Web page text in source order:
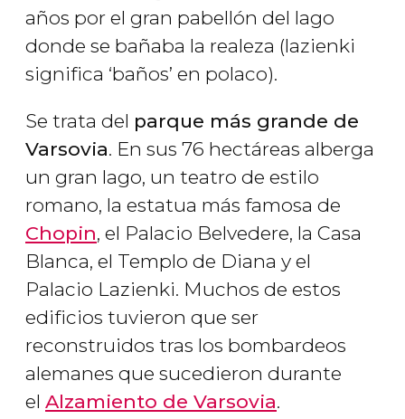
años por el gran pabellón del lago
donde se bañaba la realeza (lazienki
significa ‘baños’ en polaco).
Se trata del parque más grande de
Varsovia. En sus 76 hectáreas alberga
un gran lago, un teatro de estilo
romano, la estatua más famosa de
Chopin, el Palacio Belvedere, la Casa
Blanca, el Templo de Diana y el
Palacio Lazienki. Muchos de estos
edificios tuvieron que ser
reconstruidos tras los bombardeos
alemanes que sucedieron durante
el Alzamiento de Varsovia.